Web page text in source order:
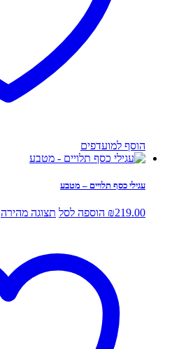
הוסף למועדפים
עגילי כסף תלויים – מטבע
₪219.00 הוספה לסל תצוגה מהירה